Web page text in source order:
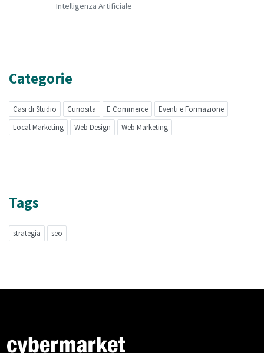
Intelligenza Artificiale
Categorie
Casi di Studio Curiosita E Commerce
Eventi e Formazione
Local Marketing
Web Design Web Marketing
Tags
strategia seo